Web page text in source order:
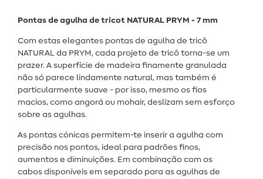
Pontas de agulha de tricot NATURAL PRYM - 7 mm
Com estas elegantes pontas de agulha de tricô
NATURAL da PRYM, cada projeto de tricô torna-se um
prazer. A superfície de madeira finamente granulada
não só parece lindamente natural, mas também é
particularmente suave - por isso, mesmo os fios
macios, como angorá ou mohair, deslizam sem esforço
sobre as agulhas.
As pontas cónicas permitem-te inserir a agulha com
precisão nos pontos, ideal para padrões finos,
aumentos e diminuições. Em combinação com os
cabos disponíveis em separado para as agulhas de